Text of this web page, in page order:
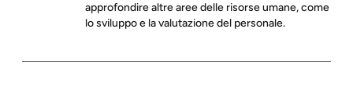
approfondire altre aree delle risorse umane, come
lo sviluppo e la valutazione del personale.